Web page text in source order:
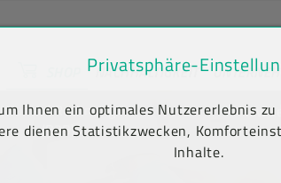
springen [AK + 2]
[AK + 5]
NACHHALTIGKEIT
Kauf auf Rechnung
(B2B)
Privatsphäre-
Ihnen ein optimales Nutzererlebnis
dienen Statistikzwecken,
Inhalte.